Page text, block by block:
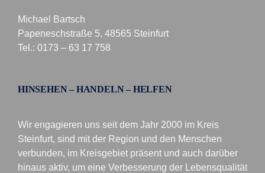
Michael Bartsch
Papeneschstraße 5, 48565 Steinfurt
Tel.: 0173 – 63 17 758
HINSEHEN – HANDELN – HELFEN
Wir engagieren uns seit dem Jahr 2000 im Kreis
Steinfurt, sind mit der Region und den Menschen
verbunden, im Kreisgebiet präsent und auch darüber
hinaus aktiv, um eine Verbesserung der Lebensqualität